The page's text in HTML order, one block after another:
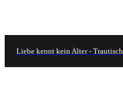
Liebe kennt kein Alter - Trautisch